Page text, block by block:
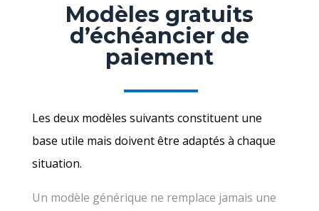
Modèles gratuits
d’échéancier de
paiement
Les deux modèles suivants constituent une
base utile mais doivent être adaptés à chaque
situation.
Un modèle générique ne remplace jamais une